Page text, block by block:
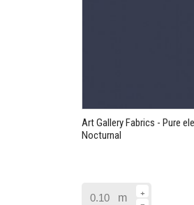
Art Gallery Fabrics - Pure
Nocturnal
m